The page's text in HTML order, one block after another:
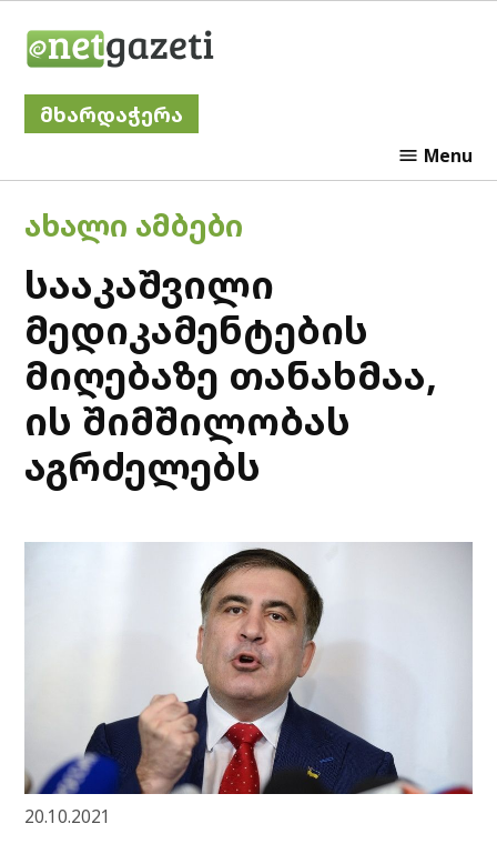
მხარდაჭერა
Menu
POSTED
IN
ᲐᲮᲐᲚᲘ ᲐᲛᲑᲔᲑᲘ
სააკაშვილი
მედიკამენტების
მიღებაზე თანახმაა,
ის შიმშილობას
აგრძელებს
20.10.2021